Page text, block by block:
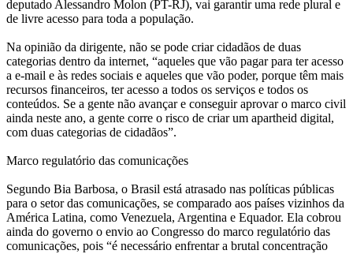
marco
civil
da
internet
deputado Alessandro Molon (PT-RJ), vai garantir uma rede plural e
de livre acesso para toda a população.
Na opinião da dirigente, não se pode criar cidadãos de duas
categorias dentro da internet, “aqueles que vão pagar para ter acesso
a e-mail e às redes sociais e aqueles que vão poder, porque têm mais
recursos financeiros, ter acesso a todos os serviços e todos os
conteúdos. Se a gente não avançar e conseguir aprovar o marco civil
ainda neste ano, a gente corre o risco de criar um apartheid digital,
com duas categorias de cidadãos”.
Marco regulatório das comunicações
Segundo Bia Barbosa, o Brasil está atrasado nas políticas públicas
para o setor das comunicações, se comparado aos países vizinhos da
América Latina, como Venezuela, Argentina e Equador. Ela cobrou
ainda do governo o envio ao Congresso do marco regulatório das
comunicações, pois “é necessário enfrentar a brutal concentração